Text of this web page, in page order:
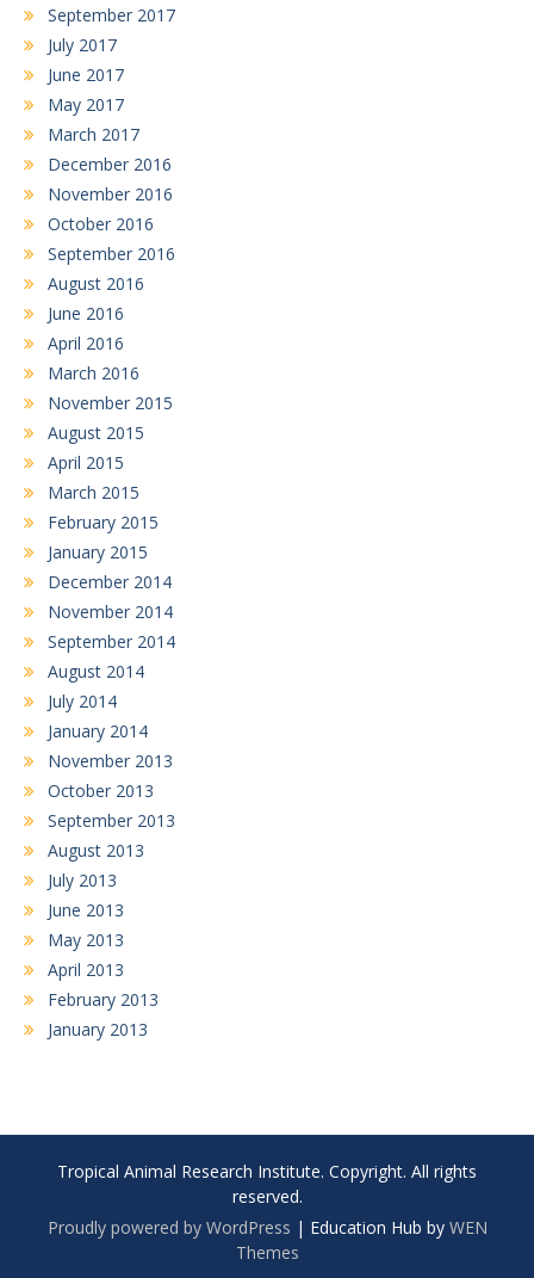
September 2017
July 2017
June 2017
May 2017
March 2017
December 2016
November 2016
October 2016
September 2016
August 2016
June 2016
April 2016
March 2016
November 2015
August 2015
April 2015
March 2015
February 2015
January 2015
December 2014
November 2014
September 2014
August 2014
July 2014
January 2014
November 2013
October 2013
September 2013
August 2013
July 2013
June 2013
May 2013
April 2013
February 2013
January 2013
Tropical Animal Research Institute. Copyright. All rights
reserved.
Proudly powered by WordPress | Education Hub by WEN
Themes